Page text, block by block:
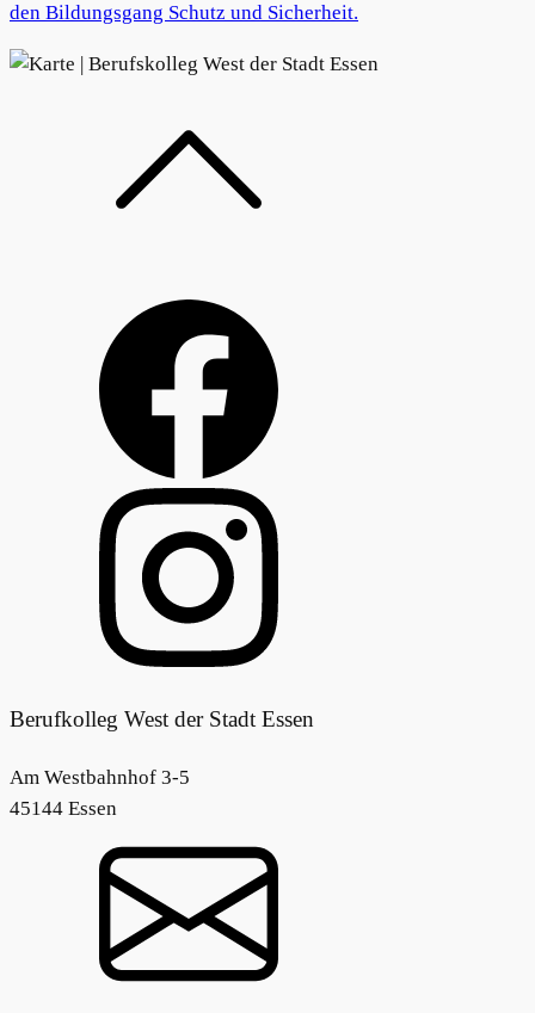
den Bildungsgang Schutz und Sicherheit.
Berufkolleg West der Stadt Essen
Am Westbahnhof 3-5
45144 Essen